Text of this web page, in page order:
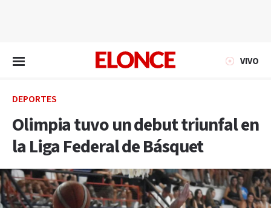
VIVO
DEPORTES
Olimpia tuvo un debut triunfal en
la Liga Federal de Básquet